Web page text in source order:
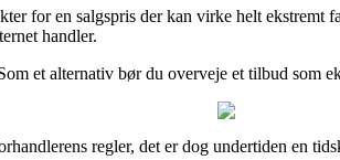
for en salgspris der kan virke helt
handler.
et alternativ bør du overveje et tilbud som
regler, det er dog undertiden en